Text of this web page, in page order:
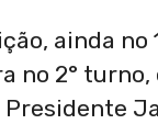
ainda
no 2° turno,